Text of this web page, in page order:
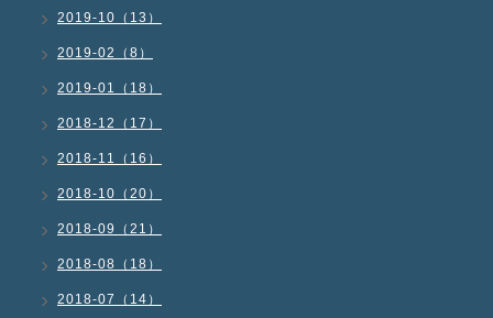
2019-10（13）
2019-02（8）
2019-01（18）
2018-12（17）
2018-11（16）
2018-10（20）
2018-09（21）
2018-08（18）
2018-07（14）